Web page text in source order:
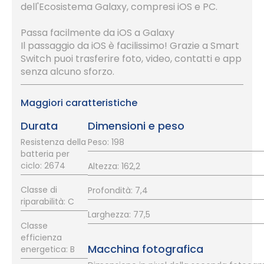
dell'Ecosistema Galaxy, compresi iOS e PC.
Passa facilmente da iOS a Galaxy
Il passaggio da iOS è facilissimo! Grazie a Smart
Switch puoi trasferire foto, video, contatti e app
senza alcuno sforzo.
Maggiori caratteristiche
Durata
Resistenza della
batteria per
ciclo: 2674
Classe di
riparabilità: C
Classe
efficienza
energetica: B
Dimensioni e peso
Peso: 198
Altezza: 162,2
Profondità: 7,4
Larghezza: 77,5
Macchina fotografica